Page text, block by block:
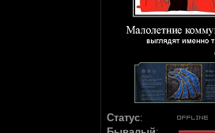
Статус: